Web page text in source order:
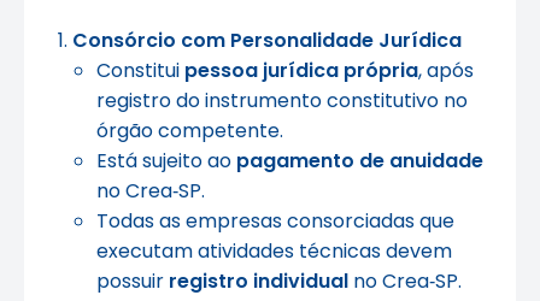
Consórcio com Personalidade Jurídica
Constitui pessoa jurídica própria, após
registro do instrumento constitutivo no
órgão competente.
Está sujeito ao pagamento de anuidade
no Crea‑SP.
Todas as empresas consorciadas que
executam atividades técnicas devem
possuir registro individual no Crea‑SP.